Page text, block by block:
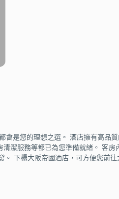
是您的理想之選。 酒店擁有高品
潔服務等都已為您準備就緒。 客
下榻大阪帝國酒店，可方便您前